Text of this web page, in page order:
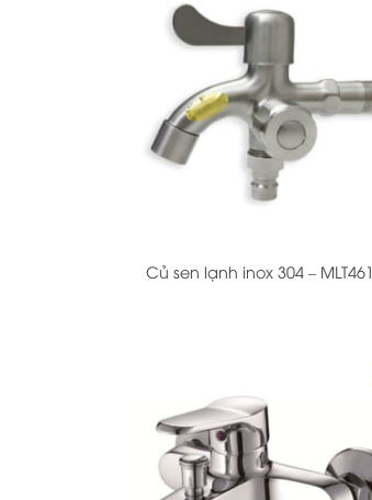
Củ sen lạnh inox 304 – MLT461